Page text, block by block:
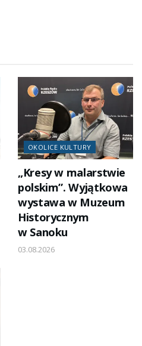
OKOLICE KULTURY
„Kresy w malarstwie
polskim”. Wyjątkowa
wystawa w Muzeum
Historycznym
w Sanoku
03.08.2026